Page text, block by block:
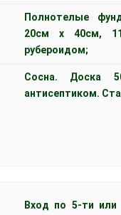
Полнотелые
20см x 40см,
рубероидом;
Сосна. Доска
антисептиком.
Вход по 5-ти